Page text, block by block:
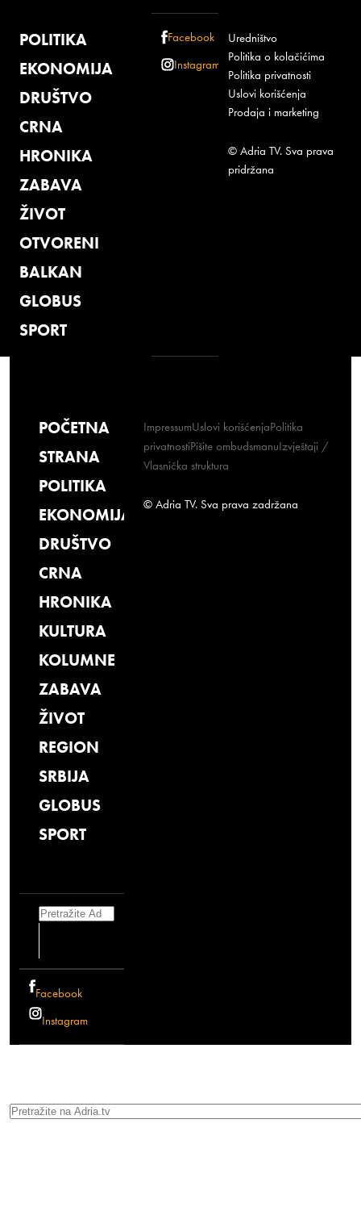
POLITIKA
EKONOMIJA
DRUŠTVO
CRNA
HRONIKA
ZABAVA
ŽIVOT
OTVORENI
BALKAN
GLOBUS
SPORT
Facebook
Instagram
Uredništvo
Politika o kolačićima
Politika privatnosti
Uslovi korišćenja
Prodaja i marketing
© Adria TV. Sva prava
pridržana
POČETNA
STRANA
POLITIKA
EKONOMIJA
DRUŠTVO
CRNA
HRONIKA
KULTURA
KOLUMNE
ZABAVA
ŽIVOT
REGION
SRBIJA
GLOBUS
SPORT
Search
Facebook
Instagram
ImpressumUslovi korišćenjaPolitika
privatnostiPišite ombudsmanuIzvještaji /
Vlasnička struktura
© Adria TV. Sva prava zadržana
Search